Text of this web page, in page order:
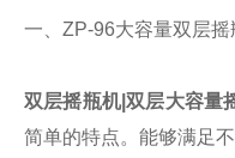
一、ZP-96大容量双层摇
双层摇瓶机|双层大容量
简单的特点。能够满足